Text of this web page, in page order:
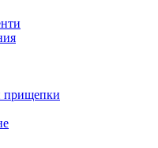
прищепки